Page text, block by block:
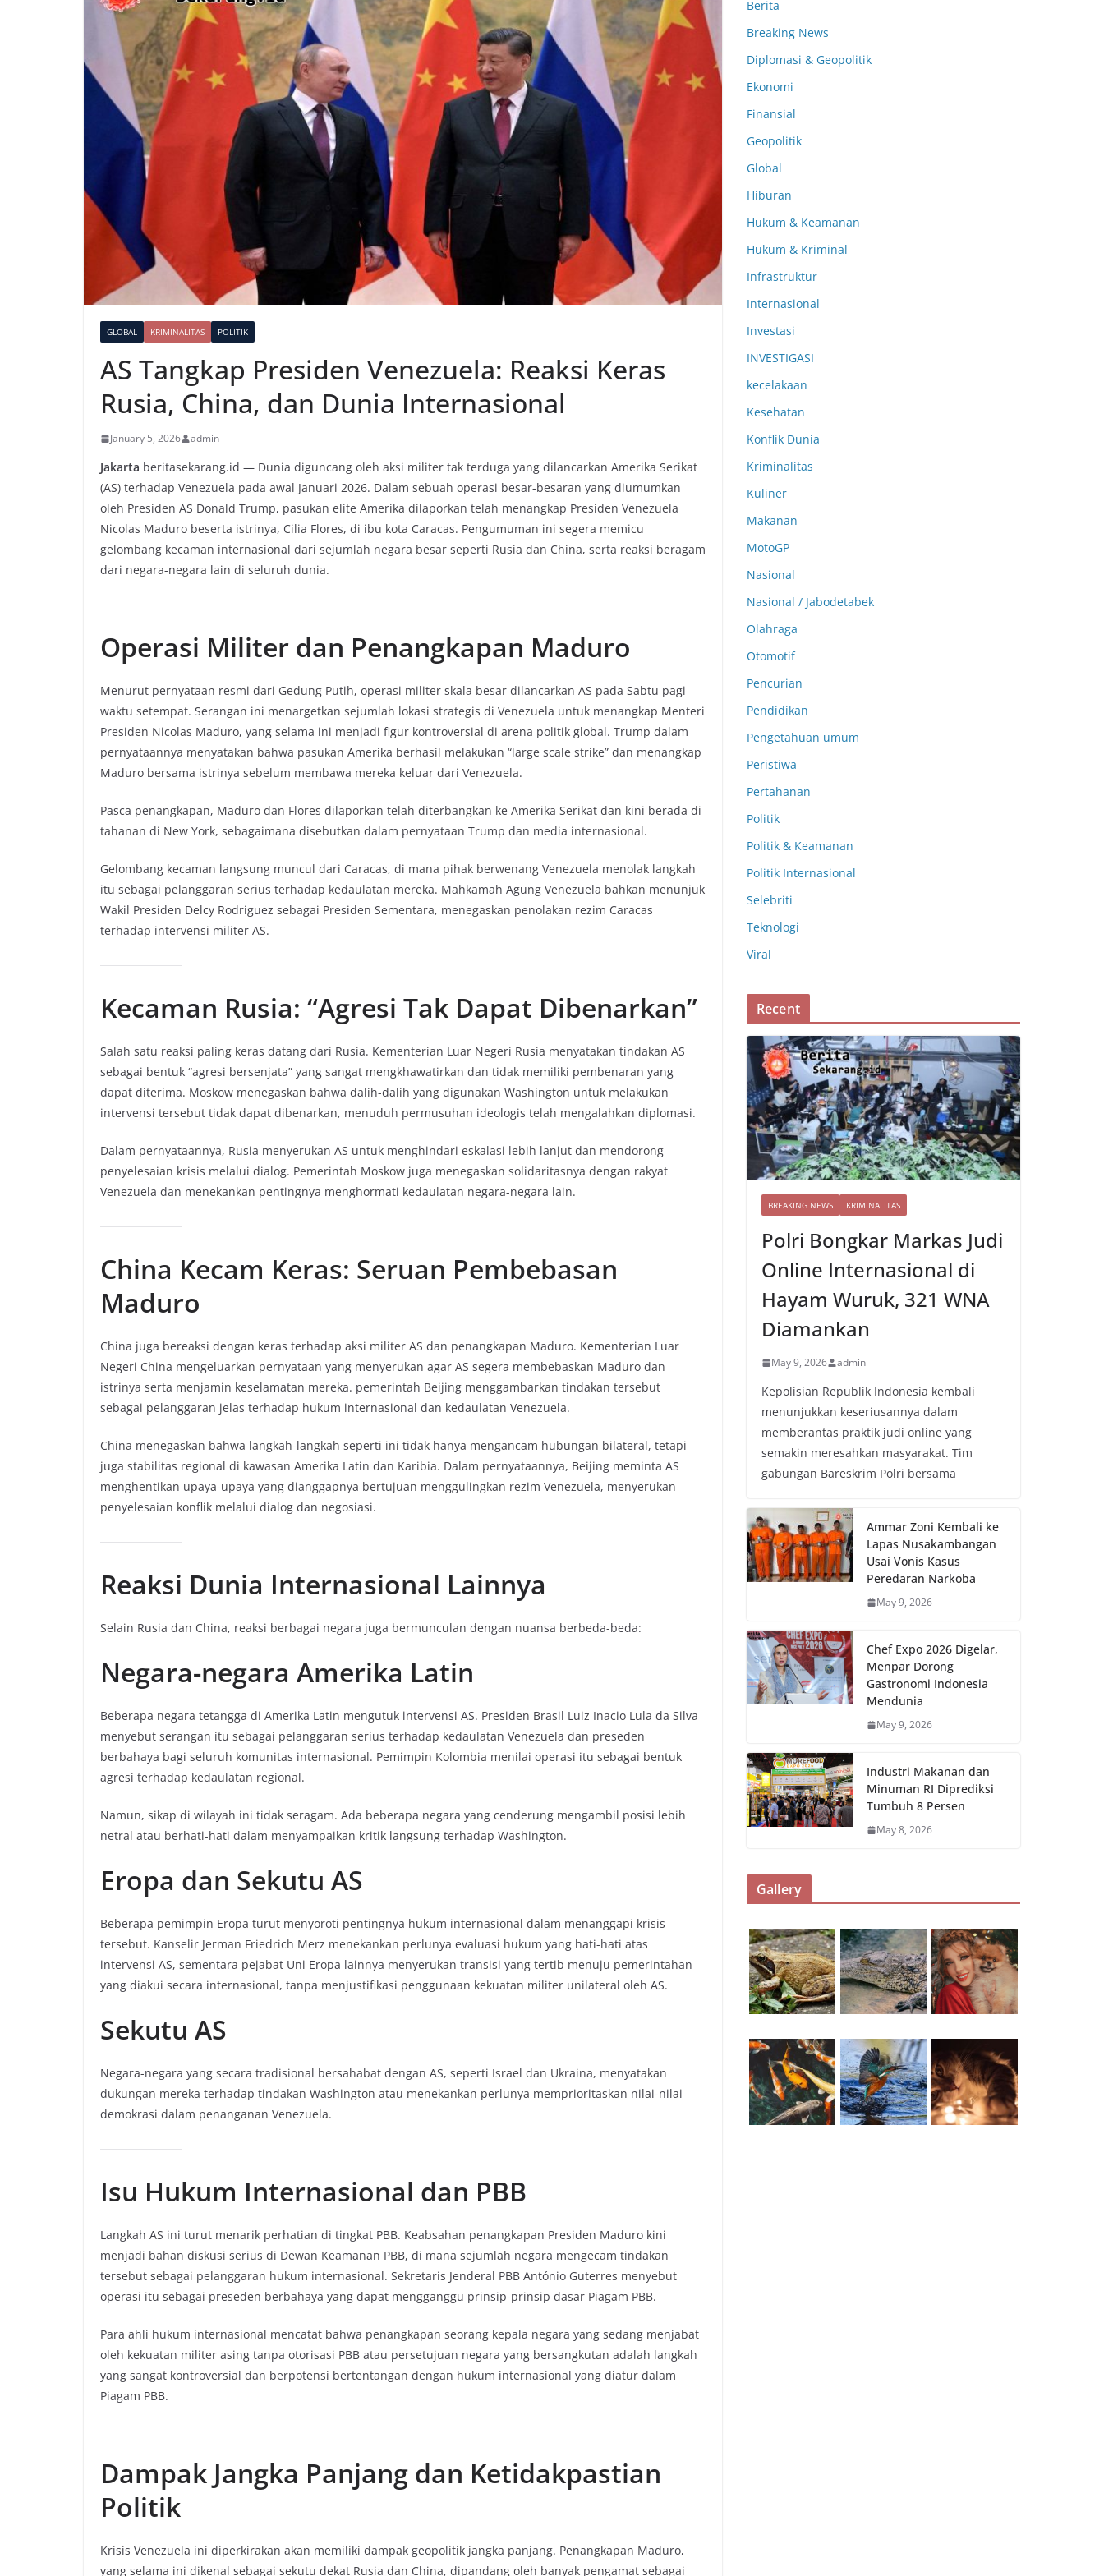
GLOBAL KRIMINALITAS POLITIK
AS Tangkap Presiden Venezuela: Reaksi Keras
Rusia, China, dan Dunia Internasional
January 5, 2026 admin
Jakarta beritasekarang.id — Dunia diguncang oleh aksi militer tak terduga yang dilancarkan Amerika Serikat
(AS) terhadap Venezuela pada awal Januari 2026. Dalam sebuah operasi besar-besaran yang diumumkan
oleh Presiden AS Donald Trump, pasukan elite Amerika dilaporkan telah menangkap Presiden Venezuela
Nicolas Maduro beserta istrinya, Cilia Flores, di ibu kota Caracas. Pengumuman ini segera memicu
gelombang kecaman internasional dari sejumlah negara besar seperti Rusia dan China, serta reaksi beragam
dari negara-negara lain di seluruh dunia.
Operasi Militer dan Penangkapan Maduro
Menurut pernyataan resmi dari Gedung Putih, operasi militer skala besar dilancarkan AS pada Sabtu pagi
waktu setempat. Serangan ini menargetkan sejumlah lokasi strategis di Venezuela untuk menangkap Menteri
Presiden Nicolas Maduro, yang selama ini menjadi figur kontroversial di arena politik global. Trump dalam
pernyataannya menyatakan bahwa pasukan Amerika berhasil melakukan “large scale strike” dan menangkap
Maduro bersama istrinya sebelum membawa mereka keluar dari Venezuela.
Pasca penangkapan, Maduro dan Flores dilaporkan telah diterbangkan ke Amerika Serikat dan kini berada di
tahanan di New York, sebagaimana disebutkan dalam pernyataan Trump dan media internasional.
Gelombang kecaman langsung muncul dari Caracas, di mana pihak berwenang Venezuela menolak langkah
itu sebagai pelanggaran serius terhadap kedaulatan mereka. Mahkamah Agung Venezuela bahkan menunjuk
Wakil Presiden Delcy Rodriguez sebagai Presiden Sementara, menegaskan penolakan rezim Caracas
terhadap intervensi militer AS.
Kecaman Rusia: “Agresi Tak Dapat Dibenarkan”
Salah satu reaksi paling keras datang dari Rusia. Kementerian Luar Negeri Rusia menyatakan tindakan AS
sebagai bentuk “agresi bersenjata” yang sangat mengkhawatirkan dan tidak memiliki pembenaran yang
dapat diterima. Moskow menegaskan bahwa dalih-dalih yang digunakan Washington untuk melakukan
intervensi tersebut tidak dapat dibenarkan, menuduh permusuhan ideologis telah mengalahkan diplomasi.
Dalam pernyataannya, Rusia menyerukan AS untuk menghindari eskalasi lebih lanjut dan mendorong
penyelesaian krisis melalui dialog. Pemerintah Moskow juga menegaskan solidaritasnya dengan rakyat
Venezuela dan menekankan pentingnya menghormati kedaulatan negara-negara lain.
China Kecam Keras: Seruan Pembebasan
Maduro
China juga bereaksi dengan keras terhadap aksi militer AS dan penangkapan Maduro. Kementerian Luar
Negeri China mengeluarkan pernyataan yang menyerukan agar AS segera membebaskan Maduro dan
istrinya serta menjamin keselamatan mereka. pemerintah Beijing menggambarkan tindakan tersebut
sebagai pelanggaran jelas terhadap hukum internasional dan kedaulatan Venezuela.
China menegaskan bahwa langkah-langkah seperti ini tidak hanya mengancam hubungan bilateral, tetapi
juga stabilitas regional di kawasan Amerika Latin dan Karibia. Dalam pernyataannya, Beijing meminta AS
menghentikan upaya-upaya yang dianggapnya bertujuan menggulingkan rezim Venezuela, menyerukan
penyelesaian konflik melalui dialog dan negosiasi.
Reaksi Dunia Internasional Lainnya
Selain Rusia dan China, reaksi berbagai negara juga bermunculan dengan nuansa berbeda-beda:
Negara-negara Amerika Latin
Beberapa negara tetangga di Amerika Latin mengutuk intervensi AS. Presiden Brasil Luiz Inacio Lula da Silva
menyebut serangan itu sebagai pelanggaran serius terhadap kedaulatan Venezuela dan preseden
berbahaya bagi seluruh komunitas internasional. Pemimpin Kolombia menilai operasi itu sebagai bentuk
agresi terhadap kedaulatan regional.
Namun, sikap di wilayah ini tidak seragam. Ada beberapa negara yang cenderung mengambil posisi lebih
netral atau berhati-hati dalam menyampaikan kritik langsung terhadap Washington.
Eropa dan Sekutu AS
Beberapa pemimpin Eropa turut menyoroti pentingnya hukum internasional dalam menanggapi krisis
tersebut. Kanselir Jerman Friedrich Merz menekankan perlunya evaluasi hukum yang hati-hati atas
intervensi AS, sementara pejabat Uni Eropa lainnya menyerukan transisi yang tertib menuju pemerintahan
yang diakui secara internasional, tanpa menjustifikasi penggunaan kekuatan militer unilateral oleh AS.
Sekutu AS
Negara-negara yang secara tradisional bersahabat dengan AS, seperti Israel dan Ukraina, menyatakan
dukungan mereka terhadap tindakan Washington atau menekankan perlunya memprioritaskan nilai-nilai
demokrasi dalam penanganan Venezuela.
Isu Hukum Internasional dan PBB
Langkah AS ini turut menarik perhatian di tingkat PBB. Keabsahan penangkapan Presiden Maduro kini
menjadi bahan diskusi serius di Dewan Keamanan PBB, di mana sejumlah negara mengecam tindakan
tersebut sebagai pelanggaran hukum internasional. Sekretaris Jenderal PBB António Guterres menyebut
operasi itu sebagai preseden berbahaya yang dapat mengganggu prinsip-prinsip dasar Piagam PBB.
Para ahli hukum internasional mencatat bahwa penangkapan seorang kepala negara yang sedang menjabat
oleh kekuatan militer asing tanpa otorisasi PBB atau persetujuan negara yang bersangkutan adalah langkah
yang sangat kontroversial dan berpotensi bertentangan dengan hukum internasional yang diatur dalam
Piagam PBB.
Dampak Jangka Panjang dan Ketidakpastian
Politik
Krisis Venezuela ini diperkirakan akan memiliki dampak geopolitik jangka panjang. Penangkapan Maduro,
yang selama ini dikenal sebagai sekutu dekat Rusia dan China, dipandang oleh banyak pengamat sebagai
Berita
Breaking News
Diplomasi & Geopolitik
Ekonomi
Finansial
Geopolitik
Global
Hiburan
Hukum & Keamanan
Hukum & Kriminal
Infrastruktur
Internasional
Investasi
INVESTIGASI
kecelakaan
Kesehatan
Konflik Dunia
Kriminalitas
Kuliner
Makanan
MotoGP
Nasional
Nasional / Jabodetabek
Olahraga
Otomotif
Pencurian
Pendidikan
Pengetahuan umum
Peristiwa
Pertahanan
Politik
Politik & Keamanan
Politik Internasional
Selebriti
Teknologi
Viral
Recent
BREAKING NEWS KRIMINALITAS
Polri Bongkar Markas Judi
Online Internasional di
Hayam Wuruk, 321 WNA
Diamankan
May 9, 2026 admin
Kepolisian Republik Indonesia kembali
menunjukkan keseriusannya dalam
memberantas praktik judi online yang
semakin meresahkan masyarakat. Tim
gabungan Bareskrim Polri bersama
Ammar Zoni Kembali ke
Lapas Nusakambangan
Usai Vonis Kasus
Peredaran Narkoba
May 9, 2026
Chef Expo 2026 Digelar,
Menpar Dorong
Gastronomi Indonesia
Mendunia
May 9, 2026
Industri Makanan dan
Minuman RI Diprediksi
Tumbuh 8 Persen
May 8, 2026
Gallery